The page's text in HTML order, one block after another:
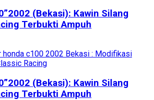
(Bekasi): Kawin Silang
Terbukti Ampuh
(Bekasi): Kawin Silang
Terbukti Ampuh